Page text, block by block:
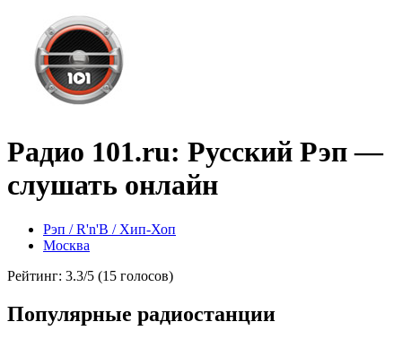
Радио 101.ru: Русский Рэп —
слушать онлайн
Рэп / R'n'B / Хип-Хоп
Москва
Рейтинг: 3.3/5 (15 голосов)
Популярные радиостанции